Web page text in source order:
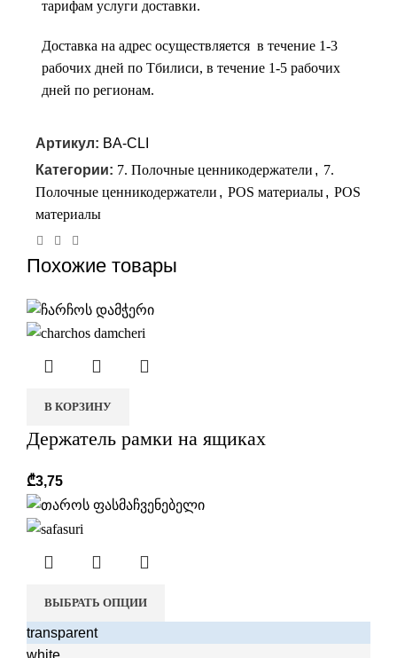
тарифам услуги доставки.
Доставка на адрес осуществляется в течение 1-3
рабочих дней по Тбилиси, в течение 1-5 рабочих
дней по регионам.
Артикул: BA-CLI
Категории: 7. Полочные ценникодержатели , 7.
Полочные ценникодержатели , POS материалы, POS
материалы
Похожие товары
В КОРЗИНУ
Держатель рамки на ящиках
₾3,75
ВЫБРАТЬ ОПЦИИ
transparent
white